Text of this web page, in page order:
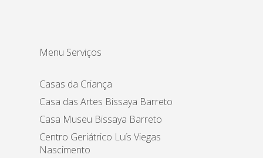
Menu Serviços
Casas da Criança
Casa das Artes Bissaya Barreto
Casa Museu Bissaya Barreto
Centro Geriátrico Luís Viegas
Nascimento